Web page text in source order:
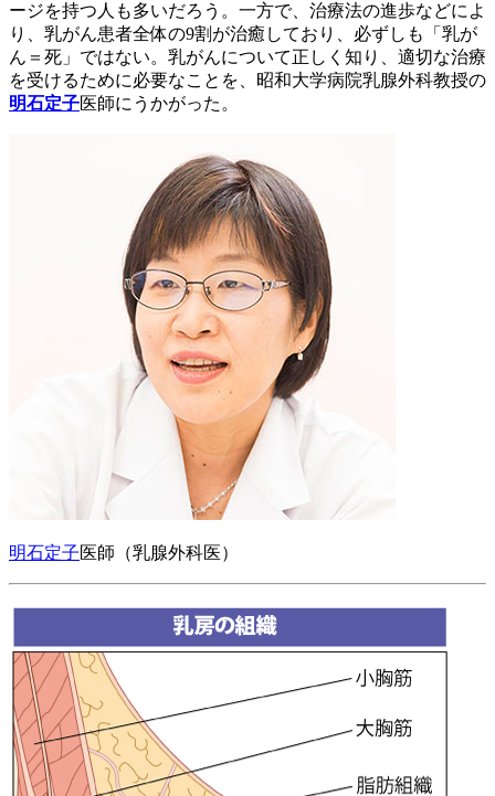
ージを持つ人も多いだろう。一方で、治療法の進歩などによ
り、乳がん患者全体の9割が治癒しており、必ずしも「乳が
ん＝死」ではない。乳がんについて正しく知り、適切な治療
を受けるために必要なことを、昭和大学病院乳腺外科教授の
明石定子医師にうかがった。
明石定子医師（乳腺外科医）